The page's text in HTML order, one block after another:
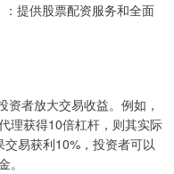
提供股票配资服务和全面
者放大交易收益。例如，
理获得10倍杠杆，则其实际
易获利10%，投资者可以
。